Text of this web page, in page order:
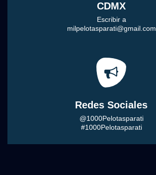
CDMX
Escribir a
milpelotasparati@gmail.com
Redes Sociales
@1000Pelotasparati
#1000Pelotasparati